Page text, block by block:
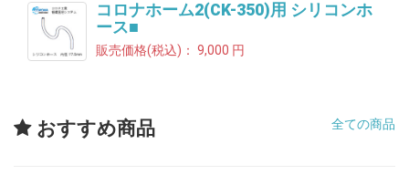
コロナホーム2(CK-350)用 シリコンホ
ース■
販売価格(税込)： 9,000 円
おすすめ商品 全ての商品